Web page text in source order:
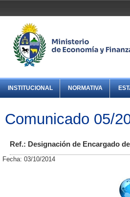
INSTITUCIONAL NORMATIVA
Comunicado 05/
Ref.: Designación de Encargado
Fecha: 03/10/2014